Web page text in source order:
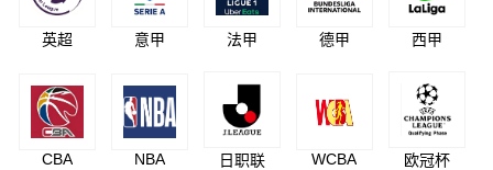
英超 意甲 法甲 德甲 西甲
CBA NBA 日职联 WCBA 欧冠杯